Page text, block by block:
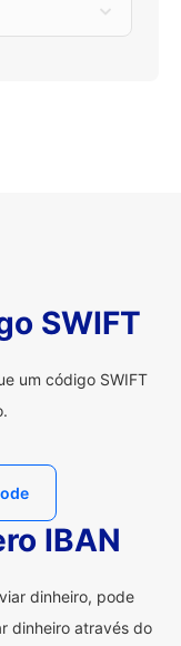
SWIFT
um código SWIFT
IBAN
dinheiro, pode
dinheiro através do